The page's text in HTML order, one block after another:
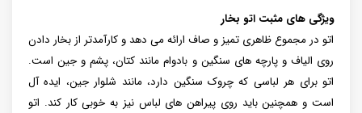
ویژگی های مثبت اتو بخار
اتو در مجموع ظاهری تمیز و صاف ارائه می‌ دهد و کارآمدتر از بخار دادن
روی الیاف و پارچه‌ های سنگین و بادوام مانند کتان، پشم و جین است.
اتو برای هر لباسی که چروک سنگین دارد، مانند شلوار جین، ایده آل
است و همچنین باید روی پیراهن های لباس نیز به خوبی کار کند. اتو